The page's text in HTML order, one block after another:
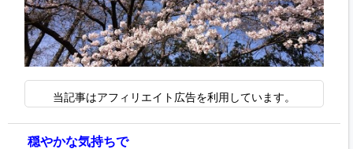
当記事はアフィリエイト広告を利用しています。
穏やかな気持ちで